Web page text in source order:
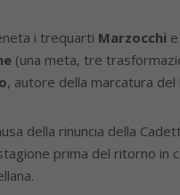
i trequarti Marzocchi e
(una meta, tre
, autore della marcatura del
della rinuncia della
prima del ritorno in